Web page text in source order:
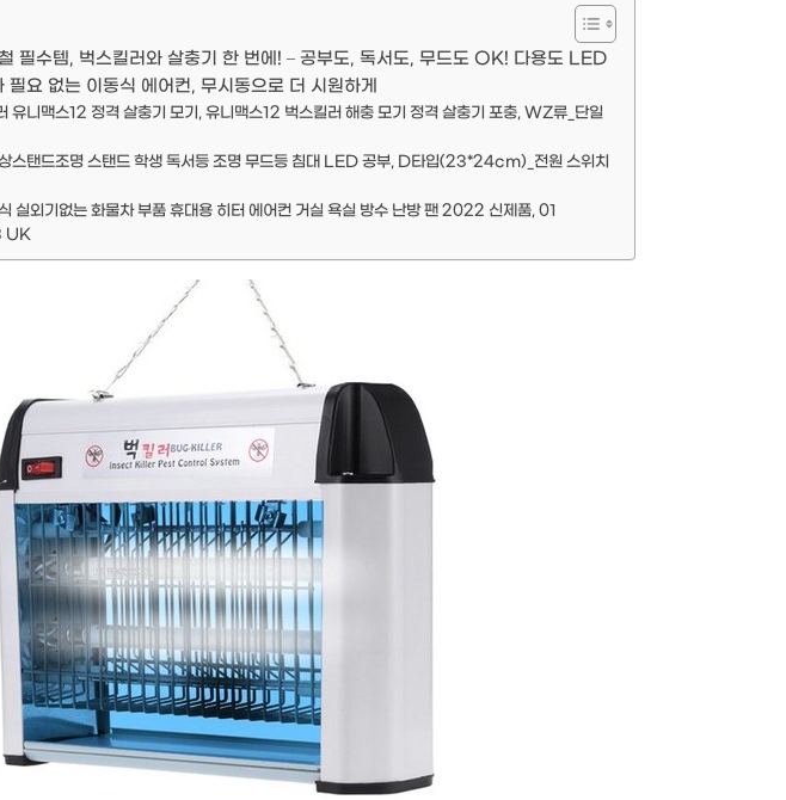
필수템, 벅스킬러와 살충기 한 번에! – 공부도, 독서도, 무드도 OK! 다용도 LED
필요 없는 이동식 에어컨, 무시동으로 더 시원하게
유니맥스12 정격 살충기 모기, 유니맥스12 벅스킬러 해충 모기 정격 살충기 포충, WZ류_단일
스탠드조명 스탠드 학생 독서등 조명 무드등 침대 LED 공부, D타입(23*24cm)_전원 스위치
실외기없는 화물차 부품 휴대용 히터 에어컨 거실 욕실 방수 난방 팬 2022 신제품, 01
UK